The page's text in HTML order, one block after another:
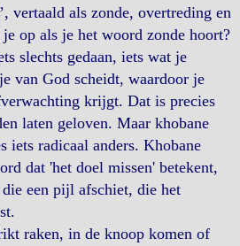
vertaald als zonde, overtreding en
op als je het woord zonde hoort?
slechts gedaan, iets wat je
van God scheidt, waardoor je
krijgt. Dat is precies
laten geloven. Maar khobane
iets radicaal anders. Khobane
dat 'het doel missen' betekent,
een pijl afschiet, die het
raken, in de knoop komen of